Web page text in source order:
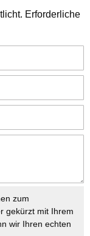
Erforderliche
zum
gekürzt mit Ihrem
wir Ihren echten